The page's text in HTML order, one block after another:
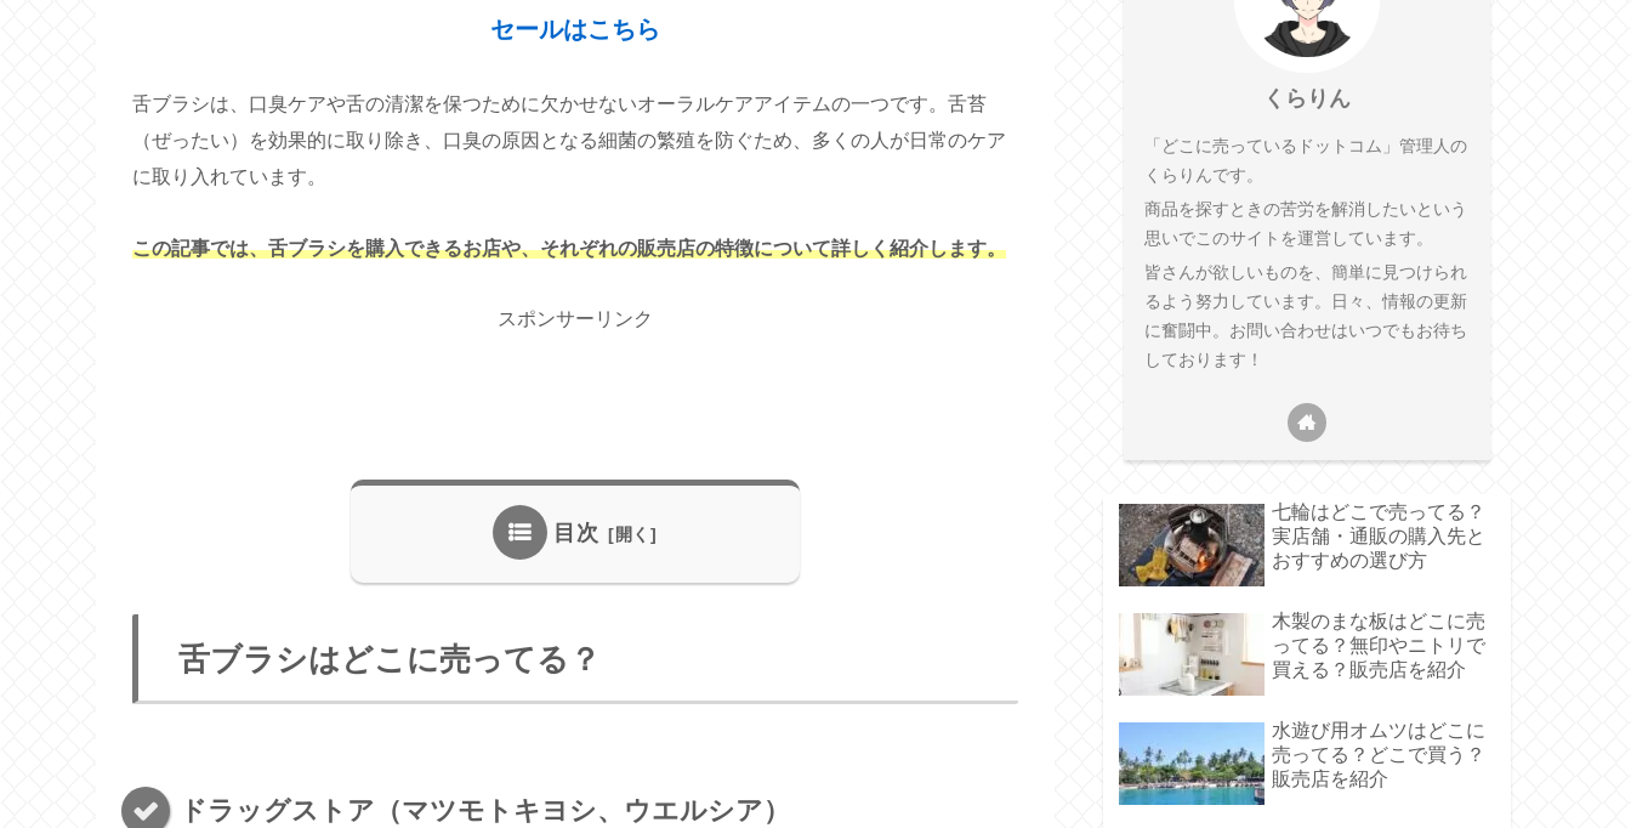
セールはこちら
舌ブラシは、口臭ケアや舌の清潔を保つために欠かせないオーラルケアアイテムの一つです。舌苔
（ぜったい）を効果的に取り除き、口臭の原因となる細菌の繁殖を防ぐため、多くの人が日常のケア
に取り入れています。
この記事では、舌ブラシを購入できるお店や、それぞれの販売店の特徴について詳しく紹介します。
スポンサーリンク
目次
舌ブラシはどこに売ってる？
ドラッグストア（マツモトキヨシ、ウエルシア）
くらりん
「どこに売っているドットコム」管理人の
くらりんです。
商品を探すときの苦労を解消したいという
思いでこのサイトを運営しています。
皆さんが欲しいものを、簡単に見つけられ
るよう努力しています。日々、情報の更新
に奮闘中。お問い合わせはいつでもお待ち
しております！
七輪はどこで売ってる？
実店舗・通販の購入先と
おすすめの選び方
木製のまな板はどこに売
ってる？無印やニトリで
買える？販売店を紹介
水遊び用オムツはどこに
売ってる？どこで買う？
販売店を紹介